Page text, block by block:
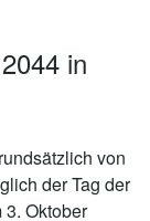
in
von
der Tag der
Oktober